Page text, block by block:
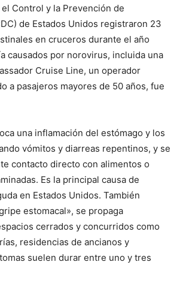
Control y la Prevención de
de Estados Unidos registraron 23
en cruceros durante el año
causados por norovirus, incluida una
Cruise Line, un operador
a pasajeros mayores de 50 años, fue
una inflamación del estómago y los
vómitos y diarreas repentinos, y se
contacto directo con alimentos o
Es la principal causa de
en Estados Unidos. También
estomacal», se propaga
cerrados y concurridos como
residencias de ancianos y
suelen durar entre uno y tres